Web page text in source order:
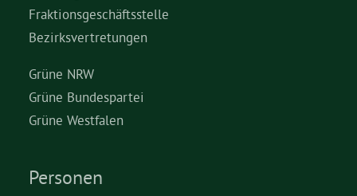
Fraktionsgeschäftsstelle
Bezirksvertretungen
Grüne NRW
Grüne Bundespartei
Grüne Westfalen
Personen